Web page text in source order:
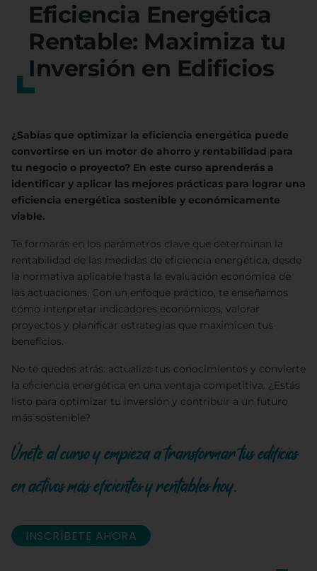
Eficiencia Energética
Rentable: Maximiza tu
Inversión en Edificios
¿Sabías que optimizar la eficiencia energética puede
convertirse en un motor de ahorro y rentabilidad para
tu negocio o proyecto? En este curso aprenderás a
identificar y aplicar las mejores prácticas para lograr una
eficiencia energética sostenible y económicamente
viable.
Te formarás en los parámetros clave que determinan la
rentabilidad de las medidas de eficiencia energética, desde
la normativa aplicable hasta la evaluación económica de
las actuaciones. Con un enfoque práctico, te enseñamos
cómo interpretar indicadores económicos, valorar
proyectos y planificar estrategias que maximicen tus
beneficios.
No te quedes atrás: actualiza tus conocimientos y convierte
la eficiencia energética en una ventaja competitiva. ¿Estás
listo para optimizar tu inversión y contribuir a un futuro
más sostenible?
Únete al curso y empieza a transformar tus edificios
en activos más eficientes y rentables hoy.
INSCRÍBETE AHORA